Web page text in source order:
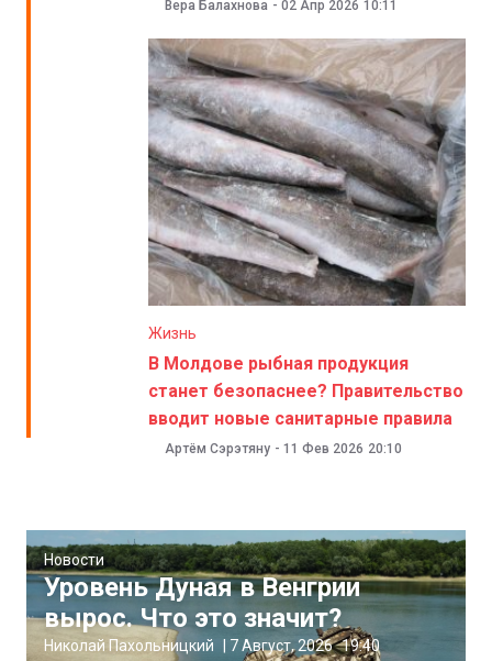
Вера Балахнова - 02 Апр 2026 10:11
Жизнь
В Молдове рыбная продукция
станет безопаснее? Правительство
вводит новые санитарные правила
Артём Сэрэтяну - 11 Фев 2026 20:10
Новости
Уровень Дуная в Венгрии
вырос. Что это значит?
Николай Пахольницкий 7 Август, 2026 19:40